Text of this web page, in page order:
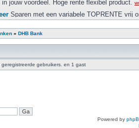
» DHB Bank
gebruikers. en 1 gast
Powered by